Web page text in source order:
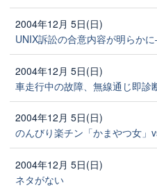
2004年12月 5日(日)
UNIX訴訟の合意内容が明らか
2004年12月 5日(日)
車走行中の故障、無線通じ即
2004年12月 5日(日)
のんびり楽チン「かまやつ女」
2004年12月 5日(日)
ネタがない